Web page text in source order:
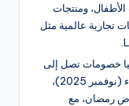
الأطفال، ومنتجات
تجارية عالمية مثل
خصومات تصل إلى
90% خلال فعاليات مثل الجمعة السوداء (نوفمبر 2025)،
2025)، وعروض رمضان، مع